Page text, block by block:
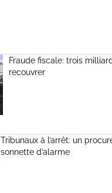
Fraude fiscale: trois
recouvrer
Tribunaux à l’arrêt: un
sonnette d’alarme